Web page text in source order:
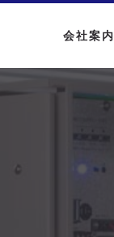
会社案内